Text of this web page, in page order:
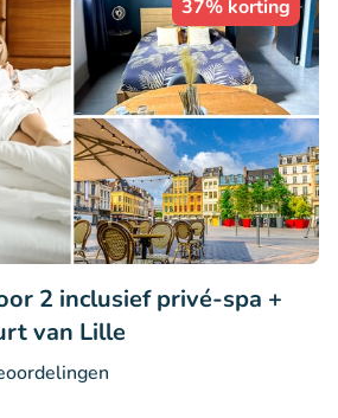
37% korting
2 inclusief privé-spa +
van Lille